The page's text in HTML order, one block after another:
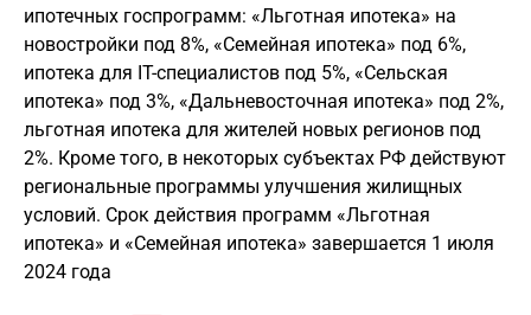
ипотечных госпрограмм: «Льготная ипотека» на
новостройки под 8%, «Семейная ипотека» под 6%,
ипотека для IT-специалистов под 5%, «Сельская
ипотека» под 3%, «Дальневосточная ипотека» под 2%,
льготная ипотека для жителей новых регионов под
2%. Кроме того, в некоторых субъектах РФ действуют
региональные программы улучшения жилищных
условий. Срок действия программ «Льготная
ипотека» и «Семейная ипотека» завершается 1 июля
2024 года